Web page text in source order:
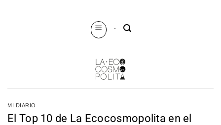
-
MI DIARIO
El Top 10 de La Ecocosmopolita en el